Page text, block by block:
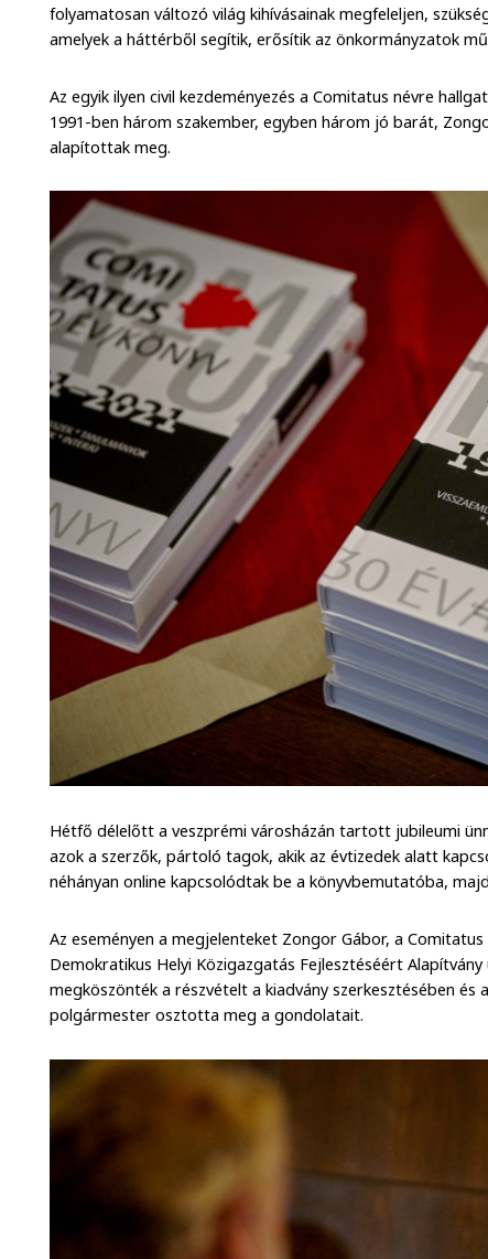
folyamatosan változó világ kihívásainak megfeleljen,
amelyek a háttérből segítik, erősítik az önkormányzatok
Az egyik ilyen civil kezdeményezés a Comitatus névre
1991-ben három szakember, egyben három jó barát,
alapítottak meg.
Hétfő délelőtt a veszprémi városházán tartott jubileumi
azok a szerzők, pártoló tagok, akik az évtizedek alatt
néhányan online kapcsolódtak be a könyvbemutatóba,
Az eseményen a megjelenteket Zongor Gábor, a
Demokratikus Helyi Közigazgatás Fejlesztéséért
megköszönték a részvételt a kiadvány szerkesztésében
polgármester osztotta meg a gondolatait.